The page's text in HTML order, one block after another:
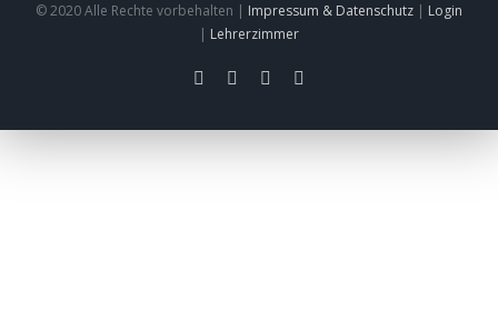
© 2020 Alle Rechte vorbehalten | Impressum & Datenschutz | Login
| Lehrerzimmer
facebook
twitter instagram